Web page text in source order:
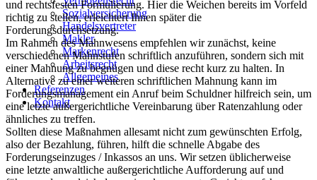
Sozialversicherung
Handelsvertreter
Makler
Markenrecht
Arbeitsrecht
Allgemeines
Referenzen
Kontakt
und rechtsfesten Formulierung. Hier die Weichen bereits im Vorfeld
richtig zu stellen, erleichtert Ihnen später die
Forderungsdurchsetzung.
Im Rahmen des Mahnwesens empfehlen wir zunächst, keine
verschiedenen Mahnstufen schriftlich anzuführen, sondern sich mit
einer Mahnung zu begnügen und diese recht kurz zu halten. In
Alternative zu einer weiteren schriftlichen Mahnung kann im
Forderungsmanagement ein Anruf beim Schuldner hilfreich sein, um
eine letzte außergerichtliche Vereinbarung über Ratenzahlung oder
ähnliches zu treffen.
Sollten diese Maßnahmen allesamt nicht zum gewünschten Erfolg,
also der Bezahlung, führen, hilft die schnelle Abgabe des
Forderungseinzuges / Inkassos an uns. Wir setzen üblicherweise
eine letzte anwaltliche außergerichtliche Aufforderung auf und